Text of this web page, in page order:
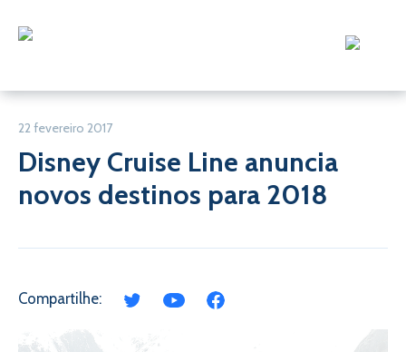
22 fevereiro 2017
Disney Cruise Line anuncia
novos destinos para 2018
Compartilhe: